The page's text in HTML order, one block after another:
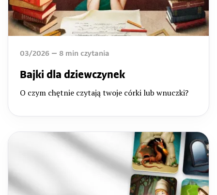
03/2026 8 min czytania
Bajki dla dziewczynek
O czym chętnie czytają twoje córki lub wnuczki?